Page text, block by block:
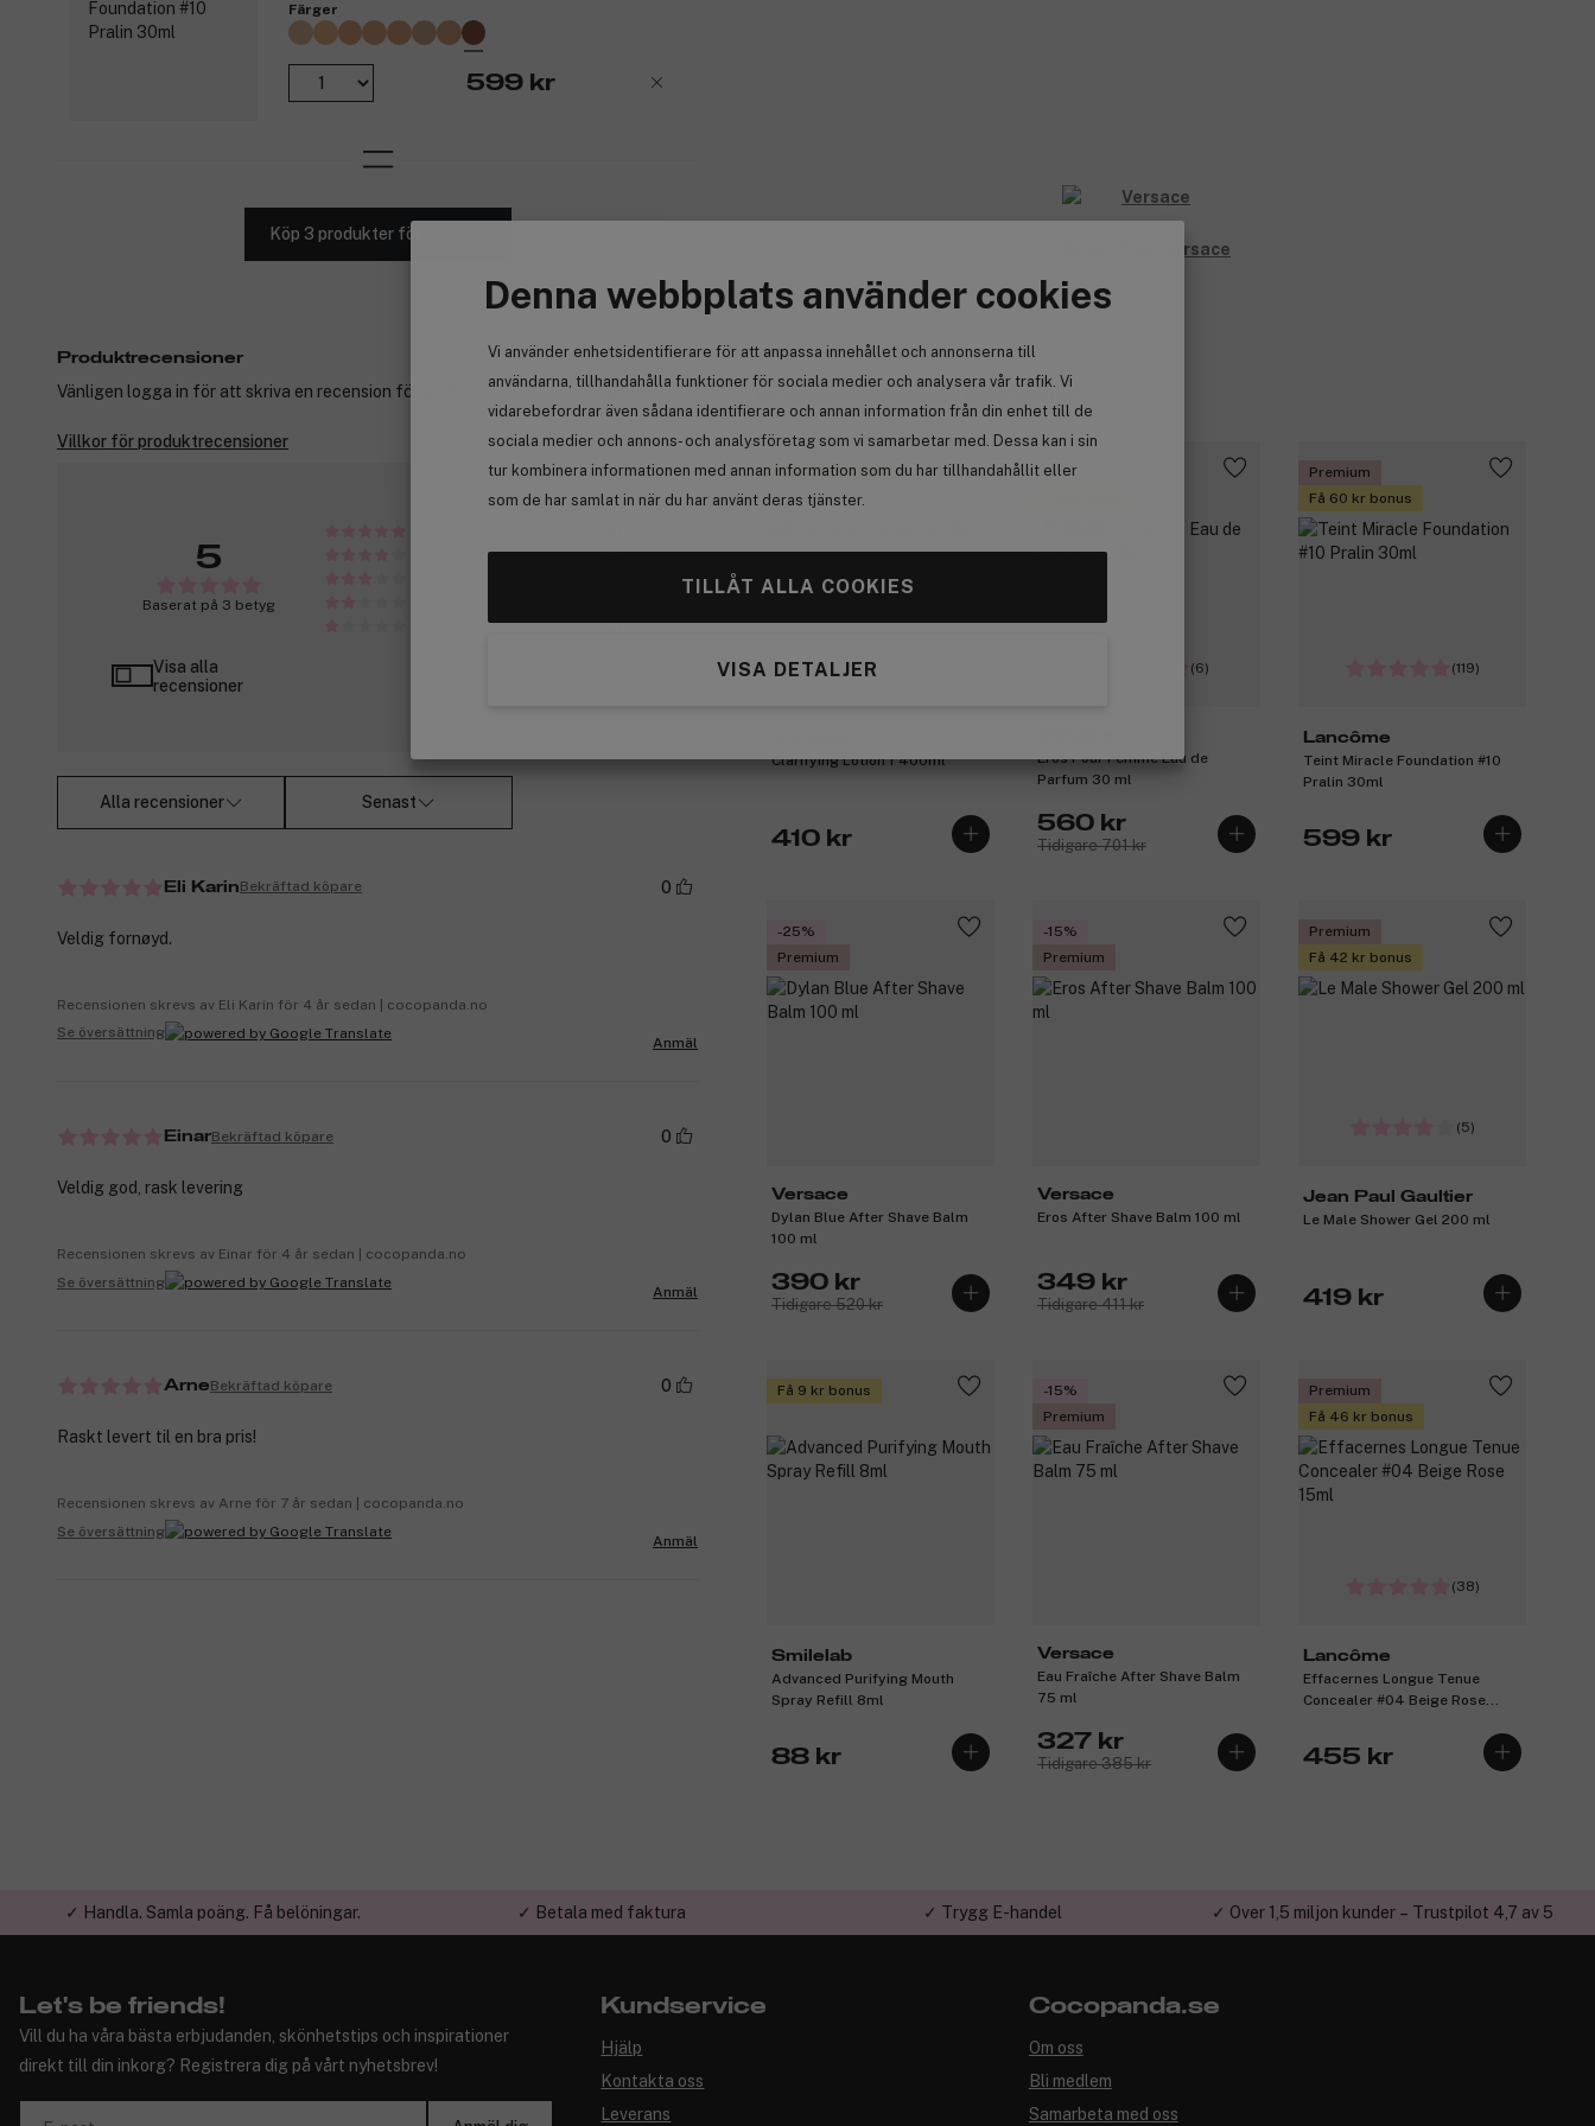
Denna webbplats använder cookies
Vi använder enhetsidentifierare för att anpassa innehållet och annonserna till
användarna, tillhandahålla funktioner för sociala medier och analysera vår trafik. Vi
vidarebefordrar även sådana identifierare och annan information från din enhet till de
sociala medier och annons- och analysföretag som vi samarbetar med. Dessa kan i sin
tur kombinera informationen med annan information som du har tillhandahållit eller
som de har samlat in när du har använt deras tjänster.
TILLÅT ALLA COOKIES
VISA DETALJER
Färger
599 kr
Köp 3 produkter för 1 569 kr
Se allt från Versace
Få 41 kr bonus
Clarifying Lotion 1 400ml
410 kr
-20%
(6)
Eros Pour Femme Eau de
Parfum 30 ml
560 kr
Tidigare 701 kr
Premium
Få 60 kr bonus
(119)
Lancôme
Teint Miracle Foundation #10
Pralin 30ml
599 kr
-25%
Premium
Versace
Dylan Blue After Shave Balm
100 ml
390 kr
Tidigare 520 kr
-15%
Premium
Versace
Eros After Shave Balm 100 ml
349 kr
Tidigare 411 kr
Premium
Få 42 kr bonus
(5)
Jean Paul Gaultier
Le Male Shower Gel 200 ml
419 kr
Få 9 kr bonus
Smilelab
Advanced Purifying Mouth
Spray Refill 8ml
88 kr
-15%
Premium
Versace
Eau Fraîche After Shave Balm
75 ml
327 kr
Tidigare 385 kr
Premium
Få 46 kr bonus
(38)
Lancôme
Effacernes Longue Tenue
Concealer #04 Beige Rose
455 kr
Produktrecensioner
Vänligen logga in för att skriva en recension för produkter som du har köpt.
Villkor för produktrecensioner
5
Baserat på 3 betyg
(0)
(0)
Visa alla
recensioner
Alla recensioner Senast
Eli KarinBekräftad köpare 0
Veldig fornøyd.
Recensionen skrevs av Eli Karin för 4 år sedan | cocopanda.no
Se översättning
Anmäl
EinarBekräftad köpare 0
Veldig god, rask levering
Recensionen skrevs av Einar för 4 år sedan | cocopanda.no
Se översättning
Anmäl
ArneBekräftad köpare 0
Raskt levert til en bra pris!
Recensionen skrevs av Arne för 7 år sedan | cocopanda.no
Se översättning
Anmäl
✓ Handla. Samla poäng. Få belöningar. ✓ Betala med faktura ✓ Trygg E-handel ✓ Över 1,5 miljon kunder – Trustpilot 4,7 av 5
Let's be friends!
Vill du ha våra bästa erbjudanden, skönhetstips och inspirationer
direkt till din inkorg? Registrera dig på vårt nyhetsbrev!
Kundservice
Hjälp
Kontakta oss
Leverans
Cocopanda.se
Om oss
Bli medlem
Samarbeta med oss